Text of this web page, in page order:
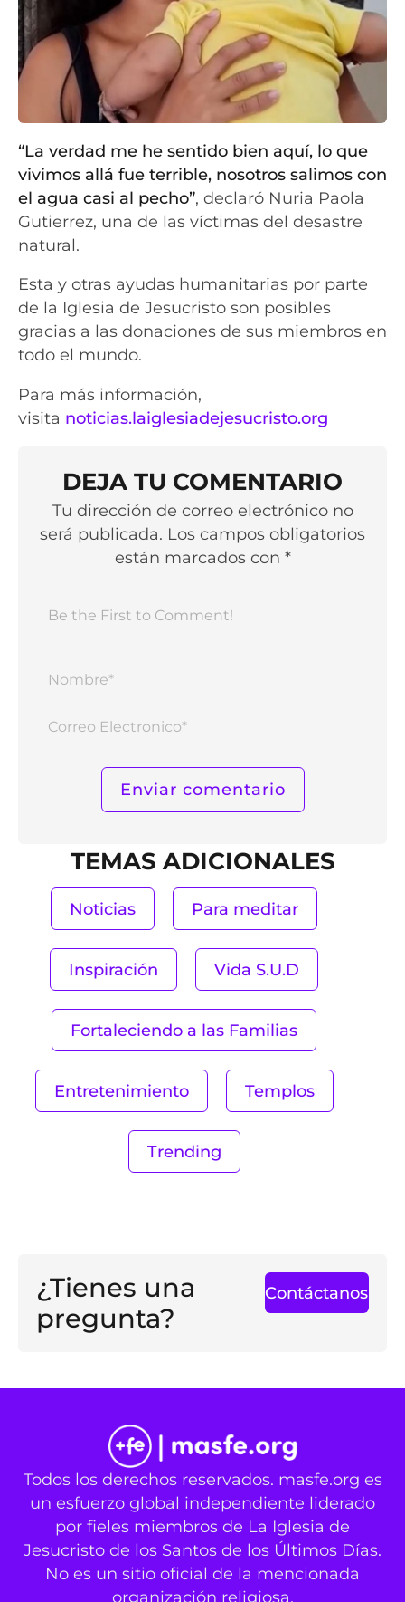
“La verdad me he sentido bien aquí, lo que
vivimos allá fue terrible, nosotros salimos con
el agua casi al pecho”, declaró Nuria Paola
Gutierrez, una de las víctimas del desastre
natural.
Esta y otras ayudas humanitarias por parte
de la Iglesia de Jesucristo son posibles
gracias a las donaciones de sus miembros en
todo el mundo.
Para más información,
visita noticias.laiglesiadejesucristo.org
DEJA TU COMENTARIO
Tu dirección de correo electrónico no
será publicada. Los campos obligatorios
están marcados con *
TEMAS ADICIONALES
Noticias Para meditar
Inspiración Vida S.U.D
Fortaleciendo a las Familias
Entretenimiento Templos
Trending
¿Tienes una
pregunta?
Contáctanos
Todos los derechos reservados. masfe.org es
un esfuerzo global independiente liderado
por fieles miembros de La Iglesia de
Jesucristo de los Santos de los Últimos Días.
No es un sitio oficial de la mencionada
organización religiosa.